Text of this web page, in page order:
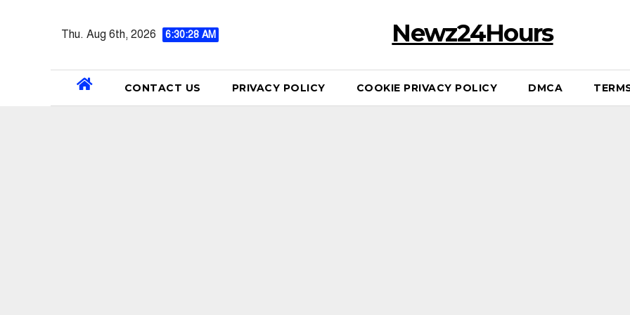
Thu. Aug 6th, 2026 6:30:29 AM Newz24Hours
CONTACT US PRIVACY POLICY COOKIE PRIVACY POLICY DMCA